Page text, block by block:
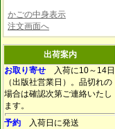
かごの中身表示
注文画面へ
出荷案内
お取り寄せ 入荷に10～14日
（出版社営業日）。品切れの
場合は確認次第ご連絡いたし
ます。
予約 入荷日に発送